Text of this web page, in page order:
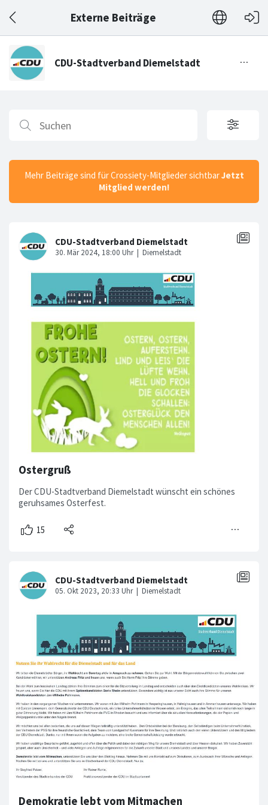
Externe Beiträge
Mehr Beiträge sind für Crossiety-Mitglieder sichtbarJetzt
Mitglied werden!
Ostergruß
Der CDU-Stadtverband Diemelstadt wünscht ein schönes
geruhsames Osterfest.
Demokratie lebt vom Mitmachen